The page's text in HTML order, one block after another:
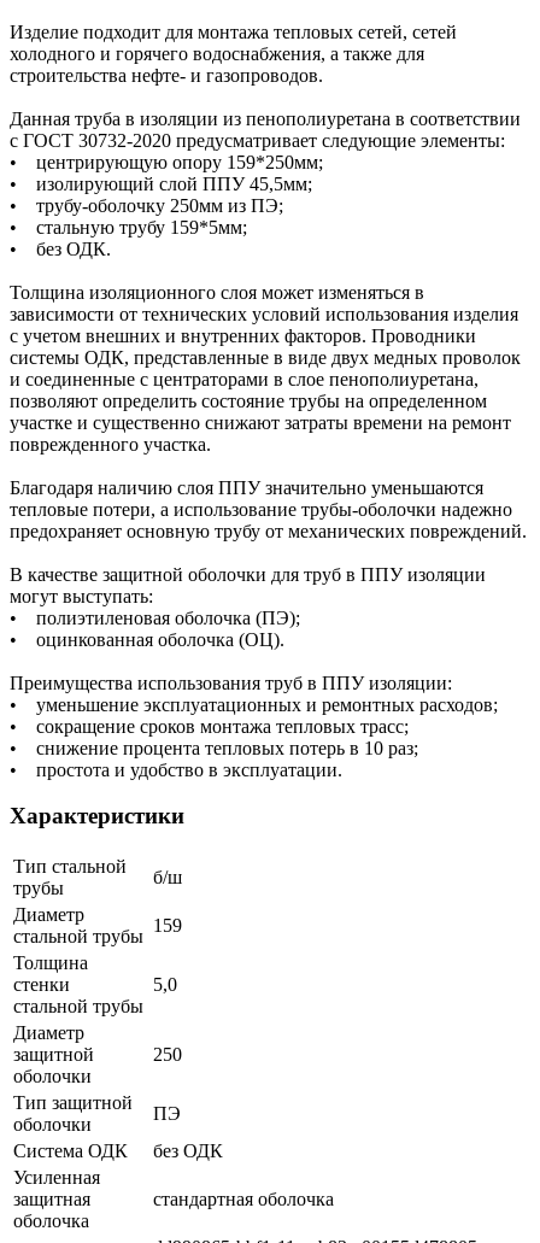
Изделие подходит для монтажа тепловых сетей, сетей
холодного и горячего водоснабжения, а также для
строительства нефте- и газопроводов.
Данная труба в изоляции из пенополиуретана в соответствии
с ГОСТ 30732-2020 предусматривает следующие элементы:
• центрирующую опору 159*250мм;
• изолирующий слой ППУ 45,5мм;
• трубу-оболочку 250мм из ПЭ;
• стальную трубу 159*5мм;
• без ОДК.
Толщина изоляционного слоя может изменяться в
зависимости от технических условий использования изделия
с учетом внешних и внутренних факторов. Проводники
системы ОДК, представленные в виде двух медных проволок
и соединенные с центраторами в слое пенополиуретана,
позволяют определить состояние трубы на определенном
участке и существенно снижают затраты времени на ремонт
поврежденного участка.
Благодаря наличию слоя ППУ значительно уменьшаются
тепловые потери, а использование трубы-оболочки надежно
предохраняет основную трубу от механических повреждений.
В качестве защитной оболочки для труб в ППУ изоляции
могут выступать:
• полиэтиленовая оболочка (ПЭ);
• оцинкованная оболочка (ОЦ).
Преимущества использования труб в ППУ изоляции:
• уменьшение эксплуатационных и ремонтных расходов;
• сокращение сроков монтажа тепловых трасс;
• снижение процента тепловых потерь в 10 раз;
• простота и удобство в эксплуатации.
Характеристики
Тип стальной
трубы
б/ш
Диаметр
стальной трубы
159
Толщина
стенки
стальной трубы
5,0
Диаметр
защитной
оболочки
250
Тип защитной
оболочки
ПЭ
Система ОДК
без ОДК
Усиленная
защитная
оболочка
стандартная оболочка